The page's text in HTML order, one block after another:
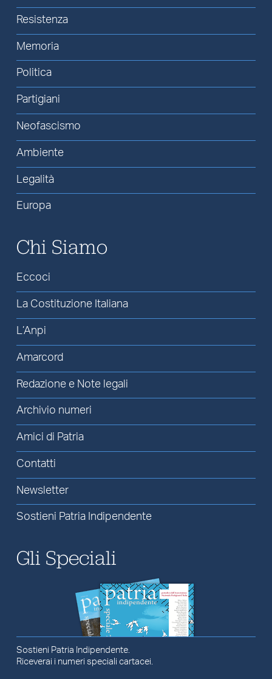
Resistenza
Memoria
Politica
Partigiani
Neofascismo
Ambiente
Legalità
Europa
Chi Siamo
Eccoci
La Costituzione Italiana
L’Anpi
Amarcord
Redazione e Note legali
Archivio numeri
Amici di Patria
Contatti
Newsletter
Sostieni Patria Indipendente
Gli Speciali
Sostieni Patria Indipendente.
Riceverai i numeri speciali cartacei.